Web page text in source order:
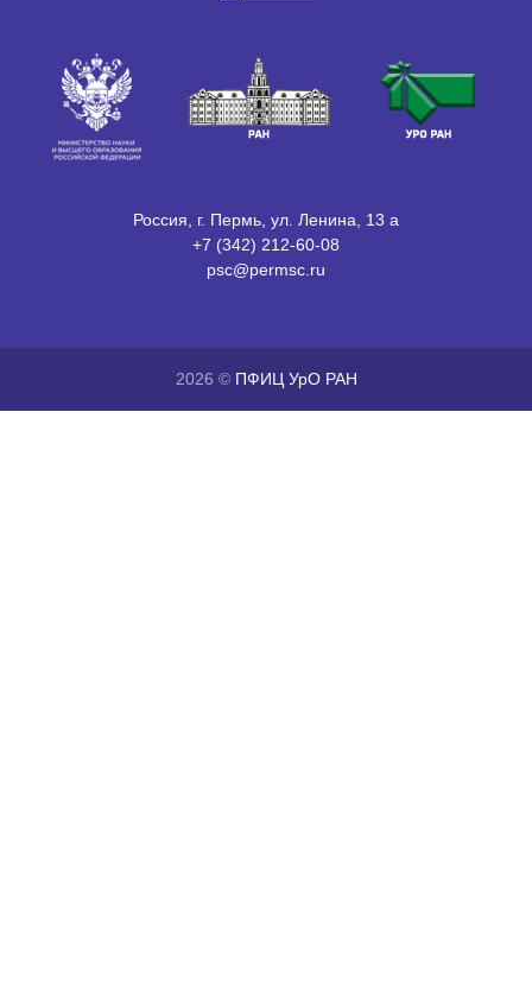
Россия, г. Пермь, ул. Ленина, 13 а
+7 (342) 212-60-08
psc@permsc.ru
2026 © ПФИЦ УрО РАН